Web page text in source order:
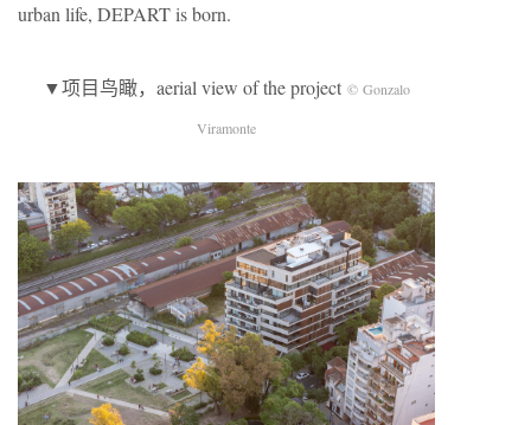
urban life, DEPART is born.
▼项目鸟瞰，aerial view of the project © Gonzalo
Viramonte